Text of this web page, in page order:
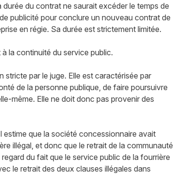
du contrat ne saurait excéder le temps de
publicité pour conclure un nouveau contrat de
en régie. Sa durée est strictement limitée.
la continuité du service public.
par le juge. Elle est caractérisée par
de la personne publique, de faire poursuivre
même. Elle ne doit donc pas provenir des
estime que la société concessionnaire avait
illégal, et donc que le retrait de la communauté
du fait que le service public de la fourrière
le retrait des deux clauses illégales dans